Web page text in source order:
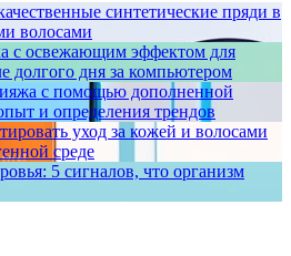
синтетические пряди в
волосами
с освежающим эффектом для
долгого дня за компьютером
с помощью дополненной
и определения трендов
уход за кожей и волосами
среде
5 сигналов, что организм